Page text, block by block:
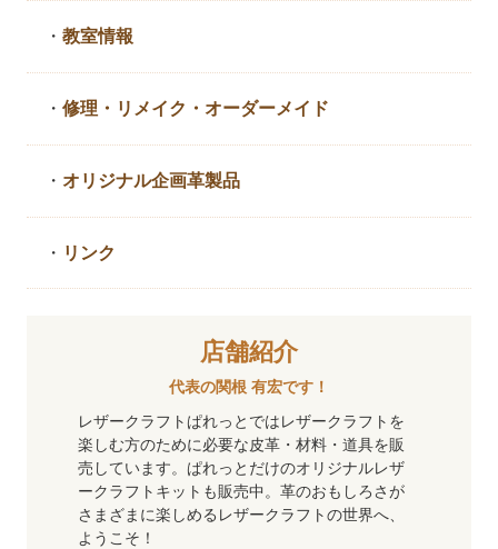
・教室情報
・修理・リメイク・ オーダーメイド
・ オリジナル企画革製品
・ リンク
店舗紹介
代表の関根 有宏です！
レザークラフトぱれっとではレザークラフトを
楽しむ方のために必要な皮革・材料・道具を販
売しています。ぱれっとだけのオリジナルレザ
ークラフトキットも販売中。革のおもしろさが
さまざまに楽しめるレザークラフトの世界へ、
ようこそ！